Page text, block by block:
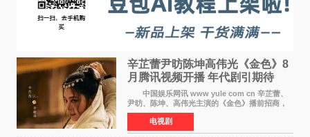
辛芷蕾尹昉陈坤高伟光《金色》8
月腾讯视频开播 年代剧引期待
中国娱乐网讯 www yule com cn 辛芷蕾、
尹昉、陈坤、高伟光主演的《金色》播前招商，
预计8月腾讯视频开播。这部年代剧汇集了众多实
力派演员，阵容强大，引发了观众的广泛关
注。 《金色》
电视剧